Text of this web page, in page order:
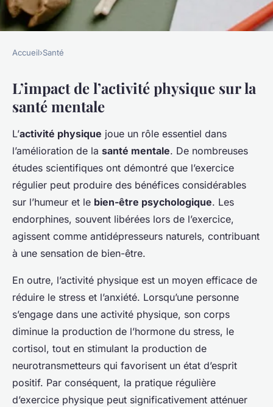
L'activité physique, une clé
pour la santé mentale
Sandro•7 novembre 2024• 6 min de lecture
Accueil›Santé
L’impact de l’activité physique sur la
santé mentale
L’activité physique joue un rôle essentiel dans
l’amélioration de la santé mentale. De nombreuses
études scientifiques ont démontré que l’exercice
régulier peut produire des bénéfices considérables
sur l’humeur et le bien-être psychologique. Les
endorphines, souvent libérées lors de l’exercice,
agissent comme antidépresseurs naturels, contribuant
à une sensation de bien-être.
En outre, l’activité physique est un moyen efficace de
réduire le stress et l’anxiété. Lorsqu’une personne
s’engage dans une activité physique, son corps
diminue la production de l’hormone du stress, le
cortisol, tout en stimulant la production de
neurotransmetteurs qui favorisent un état d’esprit
positif. Par conséquent, la pratique régulière
d’exercice physique peut significativement atténuer